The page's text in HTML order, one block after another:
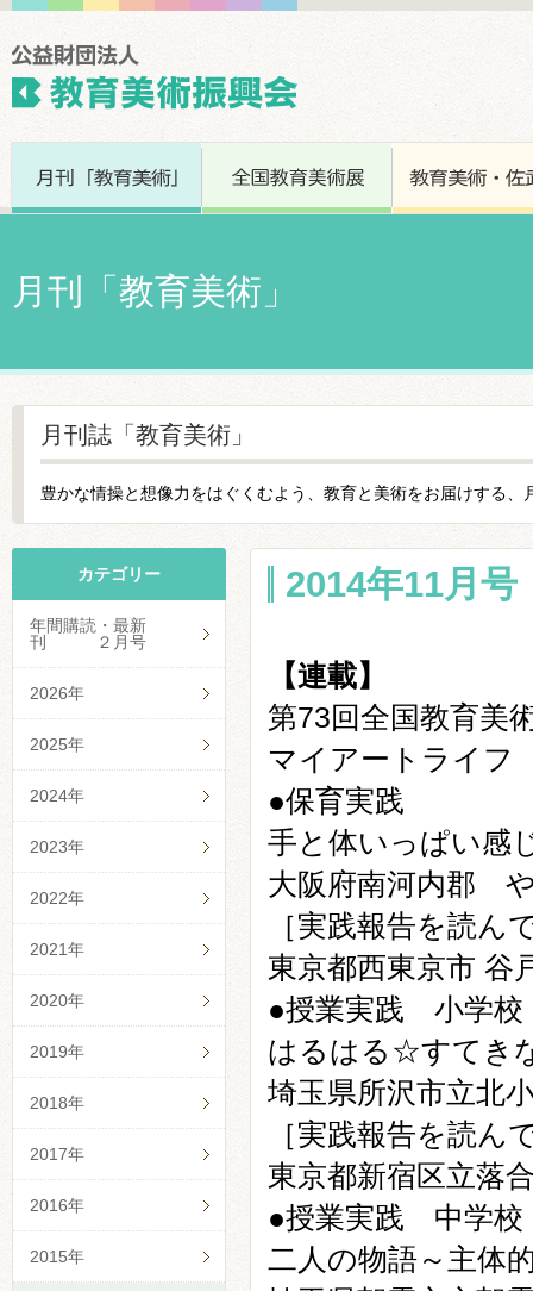
月刊「教育美術」
月刊誌「教育美術」
豊かな情操と想像力をはぐくむよう、教育と美術をお届けする、
2014年11月
【連載】
第73回全国教育美
マイアートライ
●保育実践
手と体いっぱい感
大阪府南河内郡
［実践報告を読ん
東京都西東京市 谷
●授業実践 小学校
はるはる☆すてき
埼玉県所沢市立
［実践報告を読ん
東京都新宿区立
●授業実践 中学校
二人の物語～主体
カテゴリー
年間購読・最新
刊 ２月号
2026年
2025年
2024年
2023年
2022年
2021年
2020年
2019年
2018年
2017年
2016年
2015年